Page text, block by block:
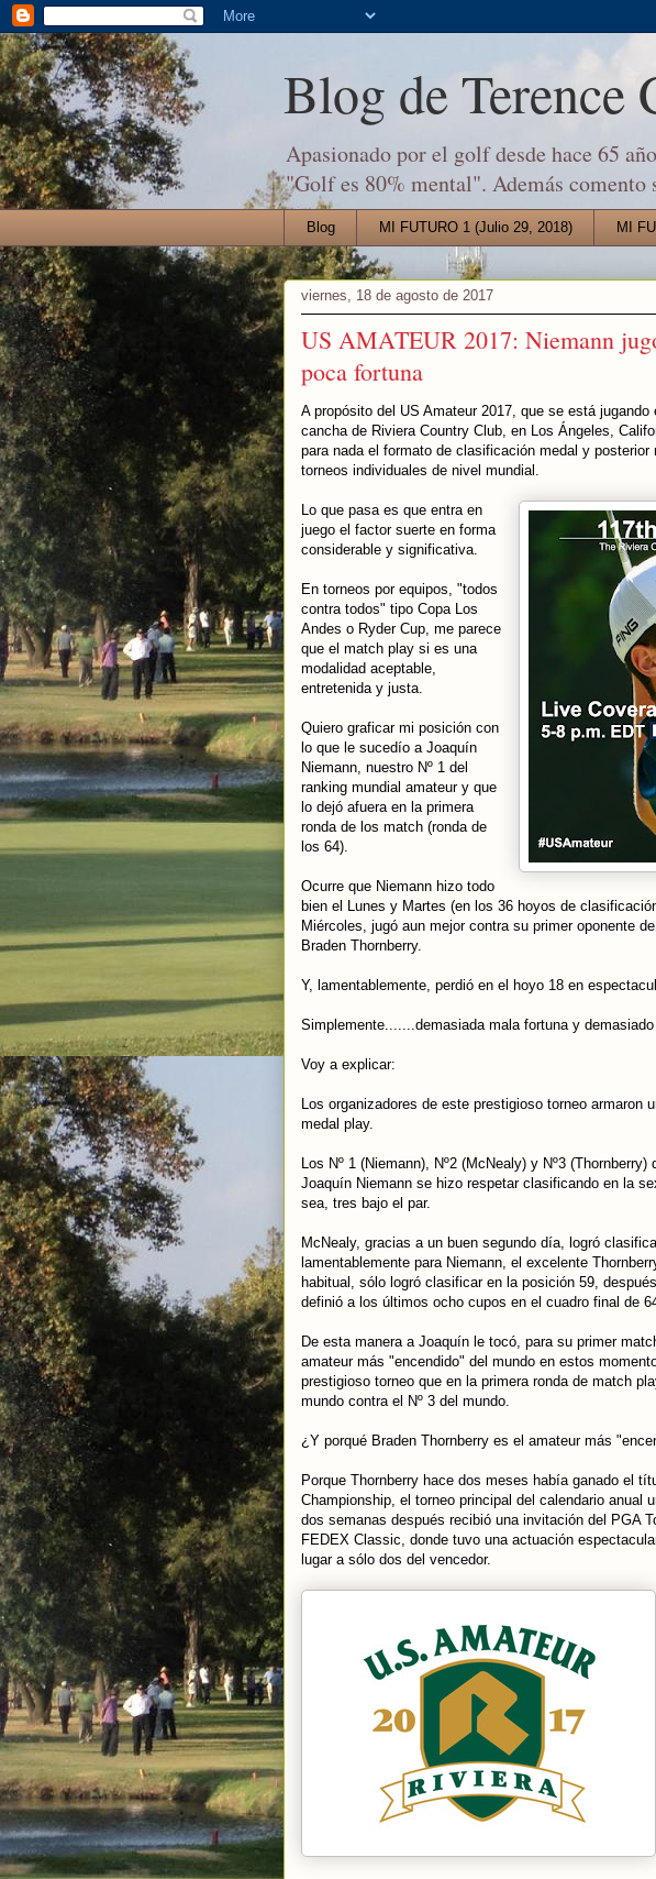
Blog de Terence
Apasionado por el golf desde hace 65
"Golf es 80% mental". Además comento
Blog MI FUTURO 1 (Julio 29, 2018) MI
viernes, 18 de agosto de 2017
US AMATEUR 2017: Niemann
poca fortuna
A propósito del US Amateur 2017, que se está
cancha de Riviera Country Club, en Los Ángeles,
para nada el formato de clasificación medal y
torneos individuales de nivel mundial.
Lo que pasa es que entra en
juego el factor suerte en forma
considerable y significativa.
En torneos por equipos, "todos
contra todos" tipo Copa Los
Andes o Ryder Cup, me parece
que el match play si es una
modalidad aceptable,
entretenida y justa.
Quiero graficar mi posición con
lo que le sucedío a Joaquín
Niemann, nuestro Nº 1 del
ranking mundial amateur y que
lo dejó afuera en la primera
ronda de los match (ronda de
los 64).
Ocurre que Niemann hizo todo
bien el Lunes y Martes (en los 36 hoyos de
Miércoles, jugó aun mejor contra su primer oponente
Braden Thornberry.
Y, lamentablemente, perdió en el hoyo 18 en
Simplemente.......demasiada mala fortuna y demasiado
Voy a explicar:
Los organizadores de este prestigioso torneo armaron
medal play.
Los Nº 1 (Niemann), Nº2 (McNealy) y Nº3
Joaquín Niemann se hizo respetar clasificando en la
sea, tres bajo el par.
McNealy, gracias a un buen segundo día, logró
lamentablemente para Niemann, el excelente
habitual, sólo logró clasificar en la posición 59,
definió a los últimos ocho cupos en el cuadro final de
De esta manera a Joaquín le tocó, para su primer
amateur más "encendido" del mundo en estos
prestigioso torneo que en la primera ronda de match
mundo contra el Nº 3 del mundo.
¿Y porqué Braden Thornberry es el amateur más
Porque Thornberry hace dos meses había ganado el
Championship, el torneo principal del calendario anual
dos semanas después recibió una invitación del PGA
FEDEX Classic, donde tuvo una actuación
lugar a sólo dos del vencedor.